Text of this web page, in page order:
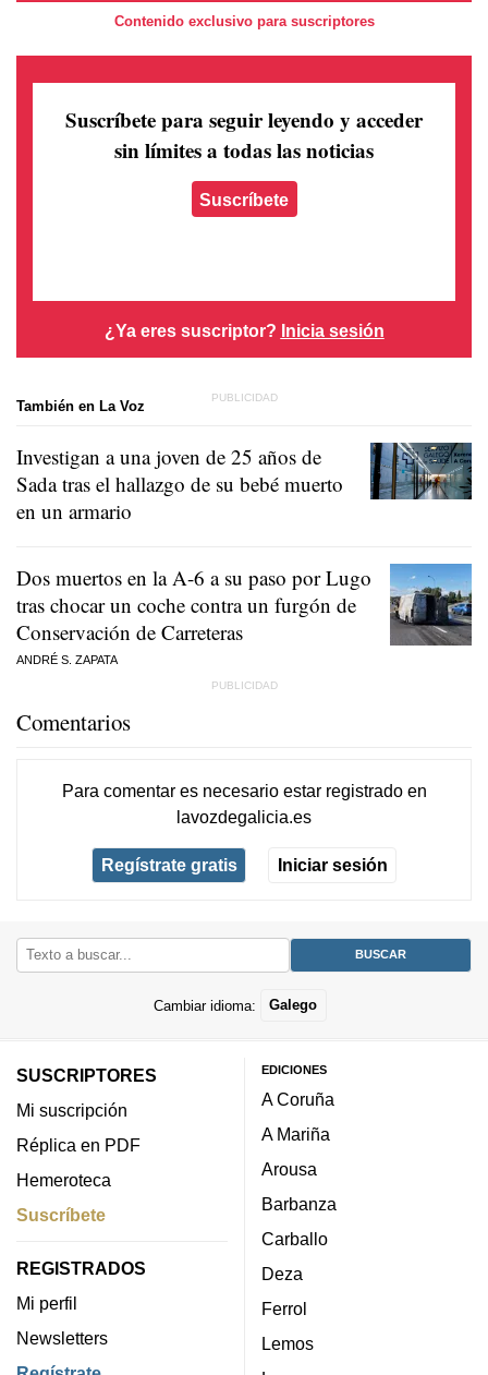
Contenido exclusivo para suscriptores
Suscríbete para seguir leyendo y acceder
sin límites a todas las noticias
Suscríbete
¿Ya eres suscriptor? Inicia sesión
También en La Voz
Investigan a una joven de 25 años de
Sada tras el hallazgo de su bebé muerto
en un armario
Dos muertos en la A-6 a su paso por Lugo
tras chocar un coche contra un furgón de
Conservación de Carreteras
ANDRÉ S. ZAPATA
Comentarios
Para comentar es necesario estar registradoen
lavozdegalicia.es
Regístrate gratis Iniciar sesión
Cambiar idioma: Galego
SUSCRIPTORES
Mi suscripción
Réplica en PDF
Hemeroteca
Suscríbete
REGISTRADOS
Mi perfil
Newsletters
EDICIONES
A Coruña
A Mariña
Arousa
Barbanza
Carballo
Deza
Ferrol
Lemos